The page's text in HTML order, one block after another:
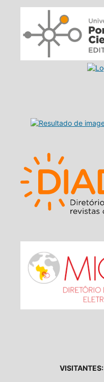
VISITANTES: